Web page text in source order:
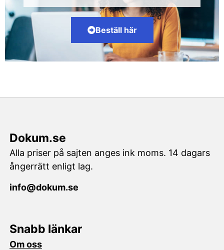
Beställ här
Dokum.se
Alla priser på sajten anges ink moms. 14 dagars
ångerrätt enligt lag.
info@dokum.se
Snabb länkar
Om oss